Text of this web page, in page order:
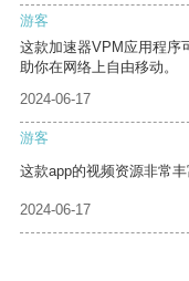
游客
这款加速器VPM应用程序
助你在网络上自由移动。
2024-06-17
游客
这款app的视频资源非常
2024-06-17